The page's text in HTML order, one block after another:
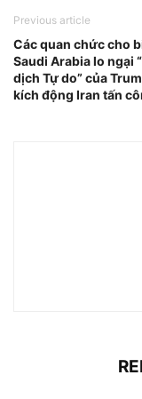
Previous article
Các quan chức cho
Saudi Arabia lo ngại
dịch Tự do” của
kích động Iran tấn